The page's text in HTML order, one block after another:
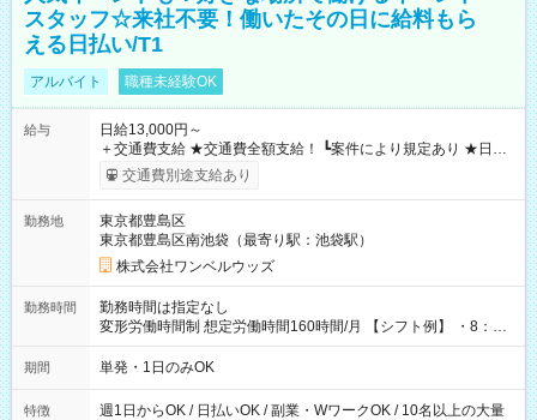
スタッフ☆来社不要！働いたその日に給料もら
える日払い/T1
アルバイト 職種未経験OK
給与
日給13,000円～
＋交通費支給 ★交通費全額支給！ ┗案件により規定あり ★日払
いOK！（規定あり） ┗働いたその日に現金GET♪ お仕事後はコ
ンビニATMから 日払い分を引き落とせます！ 【試用期間】試
交通費別途支給あり
勤務地
東京都豊島区
東京都豊島区南池袋（最寄り駅：池袋駅）
株式会社ワンベルウッズ
勤務時間
勤務時間は指定なし
変形労働時間制 想定労働時間160時間/月 【シフト例】 ・8：00
～21：00
期間 単発・1日のみOK
特徴
週1日からOK / 日払いOK / 副業・WワークOK / 10名以上の大量